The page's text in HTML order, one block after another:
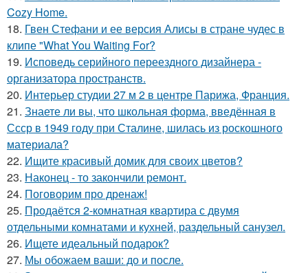
Cozy Home.
18. Гвен Стефани и ее версия Алисы в стране чудес в
клипе "What You Waiting For?
19. Исповедь серийного переездного дизайнера -
организатора пространств.
20. Интерьер студии 27 м 2 в центре Парижа, Франция.
21. Знаете ли вы, что школьная форма, введённая в
Ссср в 1949 году при Сталине, шилась из роскошного
материала?
22. Ищите красивый домик для своих цветов?
23. Наконец - то закончили ремонт.
24. Поговорим про дренаж!
25. Продаётся 2-комнатная квартира с двумя
отдельными комнатами и кухней, раздельный санузел.
26. Ищете идеальный подарок?
27. Мы обожаем ваши: до и после.